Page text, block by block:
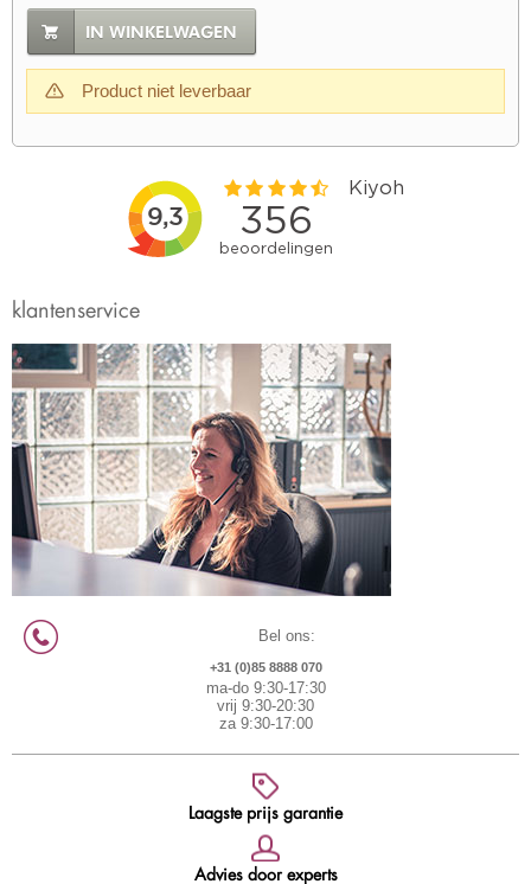
IN WINKELWAGEN
Product niet leverbaar
klantenservice
Bel ons:
+31 (0)85 8888 070
ma-do 9:30-17:30
vrij 9:30-20:30
za 9:30-17:00
Laagste prijs garantie
Advies door experts